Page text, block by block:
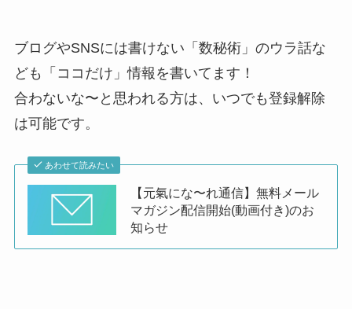
ブログやSNSには書けない「数秘術」のウラ話な
ども「ココだけ」情報を書いてます！
合わないな〜と思われる方は、いつでも登録解除
は可能です。
あわせて読みたい
【元氣にな〜れ通信】無料メール
マガジン配信開始(動画付き)のお
知らせ